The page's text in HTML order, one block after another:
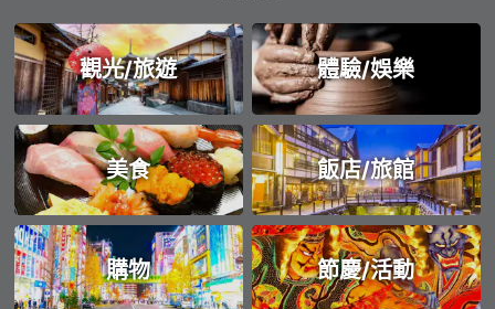
觀光/旅遊 體驗/娛樂
美食 飯店/旅館
購物 節慶/活動